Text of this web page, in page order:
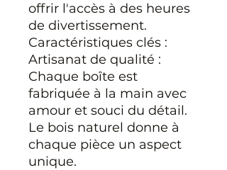
offrir l'accès à des heures
de divertissement.
Caractéristiques clés :
Artisanat de qualité :
Chaque boîte est
fabriquée à la main avec
amour et souci du détail.
Le bois naturel donne à
chaque pièce un aspect
unique.